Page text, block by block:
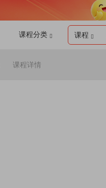
课程分类 课程
课程详情